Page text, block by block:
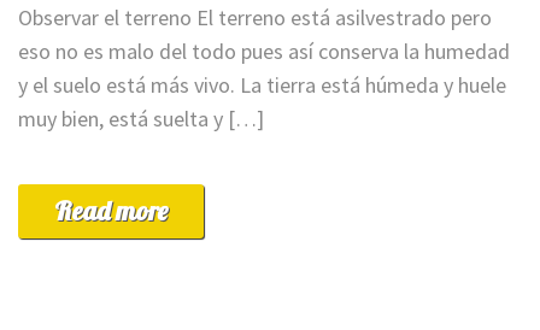
Observar el terreno El terreno está asilvestrado pero
eso no es malo del todo pues así conserva la humedad
y el suelo está más vivo. La tierra está húmeda y huele
muy bien, está suelta y […]
Read more